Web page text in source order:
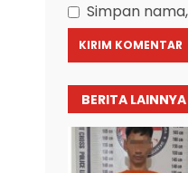
Simpan
BERITA LAINNYA